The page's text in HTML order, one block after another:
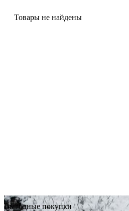
Товары не найдены
Выгодные покупки